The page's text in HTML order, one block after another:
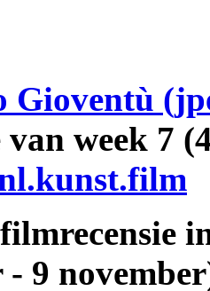
Gioventù
van week 7
filmrecensie
- 9